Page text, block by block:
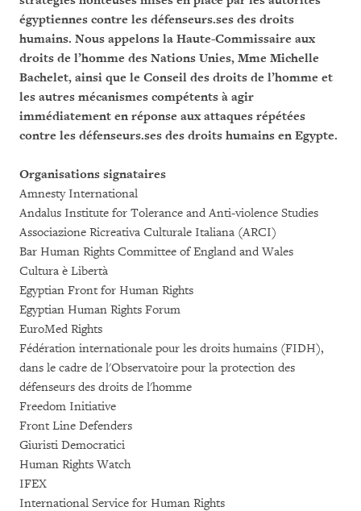
égyptiennes contre les défenseurs.ses des droits
humains. Nous appelons la Haute-Commissaire aux
droits de l’homme des Nations Unies, Mme Michelle
Bachelet, ainsi que le Conseil des droits de l’homme et
les autres mécanismes compétents à agir
immédiatement en réponse aux attaques répétées
contre les défenseurs.ses des droits humains en Egypte.
Organisations signataires
Amnesty International
Andalus Institute for Tolerance and Anti-violence Studies
Associazione Ricreativa Culturale Italiana (ARCI)
Bar Human Rights Committee of England and Wales
Cultura è Libertà
Egyptian Front for Human Rights
Egyptian Human Rights Forum
EuroMed Rights
Fédération internationale pour les droits humains (FIDH),
dans le cadre de l'Observatoire pour la protection des
défenseurs des droits de l'homme
Freedom Initiative
Front Line Defenders
Giuristi Democratici
Human Rights Watch
IFEX
International Service for Human Rights